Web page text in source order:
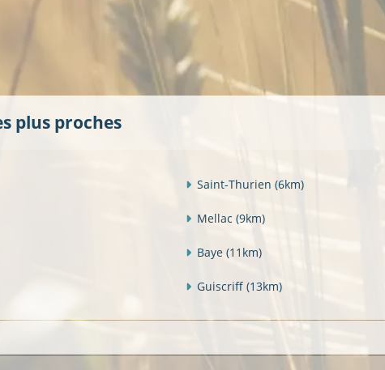
plus proches
Saint-Thurien (6km)
Mellac (9km)
Baye (11km)
Guiscriff (13km)